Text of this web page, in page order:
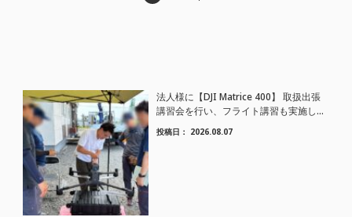
法人様に【DJI Matrice 400】 取扱出張
講習会を行い、フライト講習も実施しま
した。
投稿日： 2026.08.07